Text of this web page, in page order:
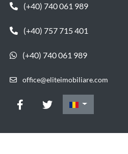
(+40) 740 061 989
(+40) 757 715 401
(+40) 740 061 989
office@eliteimobiliare.com